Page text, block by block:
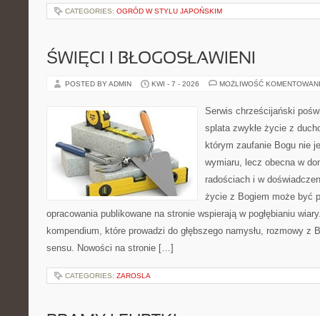
CATEGORIES: OGRÓD W STYLU JAPOŃSKIM
ŚWIĘCI I BŁOGOSŁAWIENI
POSTED BY ADMIN KWI - 7 - 2026 MOŻLIWOŚĆ
Serwis chrześcijański
splata zwykłe życie z
którym zaufanie Bogu nie
wymiaru, lecz obecna w
radościach i w
życie z Bogiem może być
opracowania publikowane na stronie wspierają w pogłębianiu
kompendium, które prowadzi do głębszego namysłu, rozmowy z
sensu. Nowości na stronie […]
CATEGORIES: ZAROSLA